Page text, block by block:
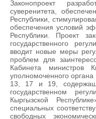
Законопроект
суверенитета,
Республики,
обеспечения условий
Республики. Проект
государственного
вводит новые меры
проблем для
Кабинета министров
уполномоченного
13, 17 и 19,
государственном
Кыргызской
специальных
свободных